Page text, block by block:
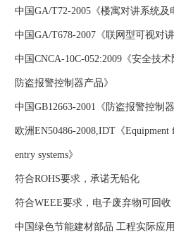
中国GA/T72-2005《楼寓对讲系统及
中国GA/T678-2007《联网型可视对
中国CNCA-10C-052:2009《安全技
防盗报警控制器产品》
中国GB12663-2001《防盗报警控制
欧洲EN50486-2008,IDT《Equipment
entry systems》
符合ROHS要求，承诺无铅化
符合WEEE要求，电子废弃物可回收
中国绿色节能建材部品 工程实际应